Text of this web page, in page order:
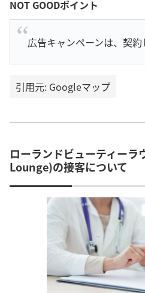
NOT GOODポイント
広告キャンペーンは、契
引用元: Googleマップ
ローランドビューティー
Lounge)の接客について